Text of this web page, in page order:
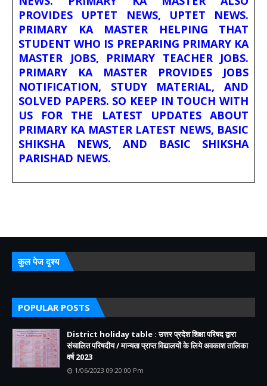
PROVIDES UPTET NEWS, UPTET NEWS.
PRIMARY KA MASTER HELPING THAT
STUDENT WHO IS PREPARING PRIMARY KA
MASTER JOBS, PRIMARY TEACHER JOBS.
PRIMARY KA MASTER PROVIDES JOBS
NOTIFICATION, STUDY MATERIAL, AND
SOLVED PAPERS. SO KEEP IN TOUCH WITH
US FOR THE LATEST UPDATES ABOUT
PRIMARY KA MASTER LATEST NEWS, BASIC
SHIKSHA NEWS, AND BASIC SHIKSHA
PARISHAD NEWS.
कुल पेज दृश्य
POPULAR POSTS
District holiday table : उत्तर प्रदेश शिक्षा परिषद द्वारा
संचालित परिषदीय / मान्यता प्राप्त विद्यालयों के लिये अवकाश तालिका
वर्ष 2023
1/06/2023 09:20:00 Pm